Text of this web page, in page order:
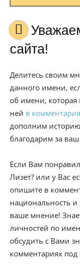
Уважаемые гости нашего
сайта!
Делитесь своим
данного имени,
об имени, которая
ней в
дополним
благодарим за
Если Вам
Лизет? или у Вас
опишите в
национальность и
ваше мнение!
личностей по
обсудить с Вами
комментариях под